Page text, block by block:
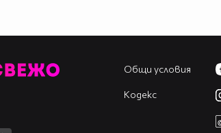
Общи условия
Кодекс